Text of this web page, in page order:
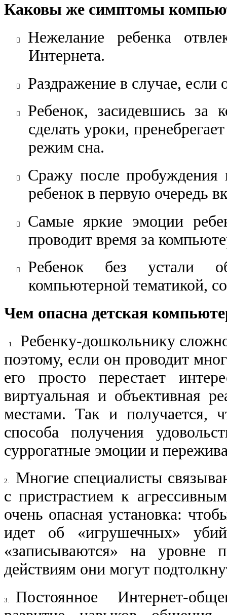
Каковы же симптомы
​
Нежелание ребенка
Интернета.
​ Раздражение в случае, если
​
Ребенок, засидевшись за
сделать уроки,
режим сна.
​
Сражу после пробуждения
ребенок в первую очередь
​
Самые яркие эмоции
проводит время за
​
Ребенок без устали
компьютерной тематикой,
Чем опасна детская
1.​
Ребенку-дошкольнику
поэтому, если он проводит
его просто перестает
виртуальная и объективная
местами. Так и получается,
способа получения
суррогатные эмоции и
2.​
Многие специалисты
с при​страстием к
очень опасная уста​новка:
идет об «игрушечных»
«записываются» на уровне
действиям они могут
3.​
Постоянное Интернет-